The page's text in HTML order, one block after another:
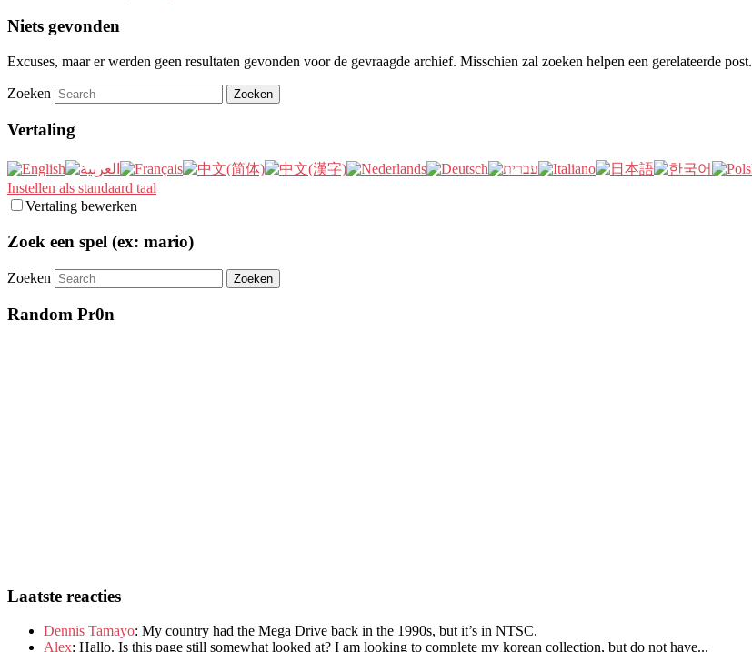
Niets gevonden
Excuses, maar er werden geen resultaten gevonden voor de gevraagde archief. Misschien zal zoeken helpen een gerelateerde post.
Zoeken
Vertaling
Instellen als standaard taal
Vertaling bewerken
Zoek een spel (ex: mario)
Zoeken
Random Pr0n
Laatste reacties
Dennis Tamayo: My country had the Mega Drive back in the 1990s, but it’s in NTSC.
Alex: Hallo. Is this page still somewhat looked at? I am looking to complete my korean collection, but do not have...